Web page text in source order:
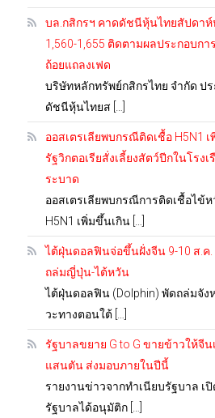
บล.กสิกรฯ คาดดัชนีหุ้นไทยสัปดาห์
1,560-1,655 ติดตามผลประกอบกา
ถ้อยแถลงเฟด
บริษัทหลักทรัพย์กสิกรไทย จำกัด ปร
ดัชนีหุ้นไทยส […]
ออสเตรเลียพบกรณีติดเชื้อ H5N1 เ
รัฐวิกตอเรียสั่งเลี้ยงสัตว์ปีกในโรง
ระบาด
ออสเตรเลียพบกรณีการติดเชื้อไข้
H5N1 เพิ่มขึ้นเกิน […]
ไต้ฝุ่นดอลฟินจ่อขึ้นฝั่งจีน 9-10 ส.ค.
ถล่มญี่ปุ่น-ไต้หวัน
ไต้ฝุ่นดอลฟิน (Dolphin) พัดถล่มจัง
วะทางตอนใต้ […]
รัฐบาลขยาย G to G ขายข้าวให้จีน
แสนตัน ส่งมอบภายในปีนี้
รายงานข่าวจากทำเนียบรัฐบาล เปิ
รัฐบาลได้อนุมัติก […]